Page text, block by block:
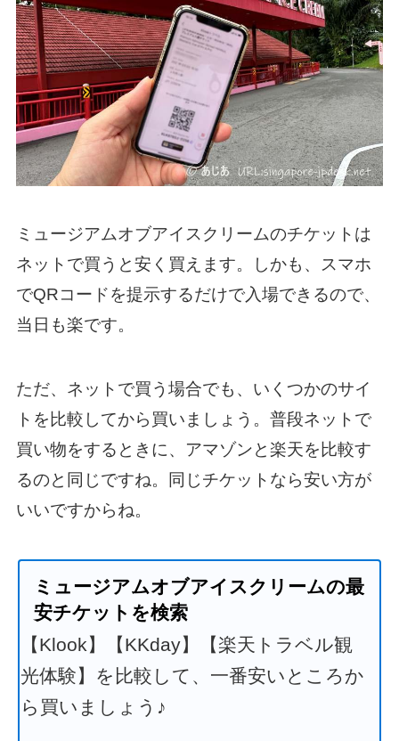
ミュージアムオブアイスクリームのチケットは
ネットで買うと安く買えます。しかも、スマホ
でQRコードを提示するだけで入場できるので、
当日も楽です。
ただ、ネットで買う場合でも、いくつかのサイ
トを比較してから買いましょう。普段ネットで
買い物をするときに、アマゾンと楽天を比較す
るのと同じですね。同じチケットなら安い方が
いいですからね。
ミュージアムオブアイスクリームの最
安チケットを検索
【Klook】【KKday】【楽天トラベル観
光体験】を比較して、一番安いところか
ら買いましょう♪